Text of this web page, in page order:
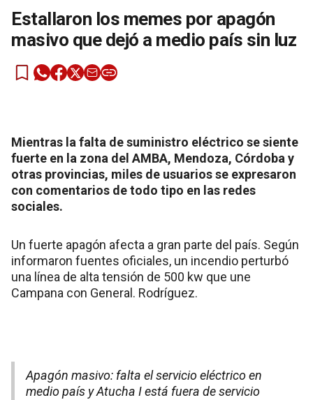
Estallaron los memes por apagón
masivo que dejó a medio país sin luz
Mientras la falta de suministro eléctrico se siente
fuerte en la zona del AMBA, Mendoza, Córdoba y
otras provincias, miles de usuarios se expresaron
con comentarios de todo tipo en las redes
sociales.
Un fuerte apagón afecta a gran parte del país. Según
informaron fuentes oficiales, un incendio perturbó
una línea de alta tensión de 500 kw que une
Campana con General. Rodríguez.
Apagón masivo: falta el servicio eléctrico en
medio país y Atucha I está fuera de servicio